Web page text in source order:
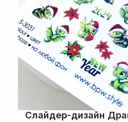
Слайдер-дизайн